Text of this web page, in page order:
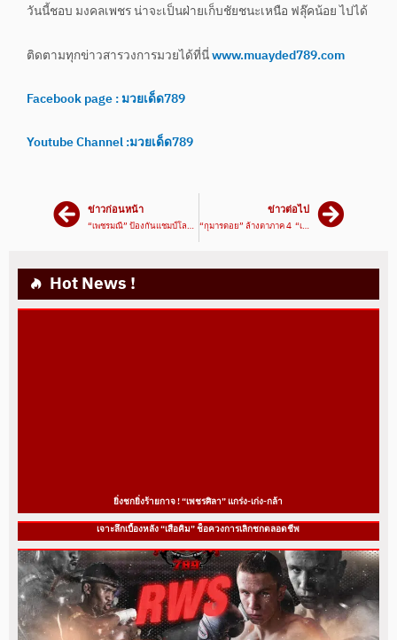
วันนี้ชอบ มงคลเพชร น่าจะเป็นฝ่ายเก็บชัยชนะเหนือ ฟลุ๊คน้อย ไปได้
ติดตามทุกข่าวสารวงการมวยได้ที่นี่www.muayded789.com
Facebook page : มวยเด็ด789
Youtube Channel :มวยเด็ด789
ข่าวก่อนหน้า
“เพชรมณี” ป้องกันแชมป์โลก ถึงเวลาต้องโชว์ฝีมือ
ข่าวต่อไป
“กุมารดอย” ล้างตาภาค 4 “เสาเอก” สนั่นตู้ True4U
Hot News !
ยิ่งชกยิ่งร้ายกาจ ! “เพชรศิลา” แกร่ง-เก่ง-กล้า
เจาะลึกเบื้องหลัง “เสือคิม” ช็อควงการเลิกชกตลอดชีพ